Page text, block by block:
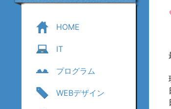
HOME
IT
プログラム
WEBデザイン